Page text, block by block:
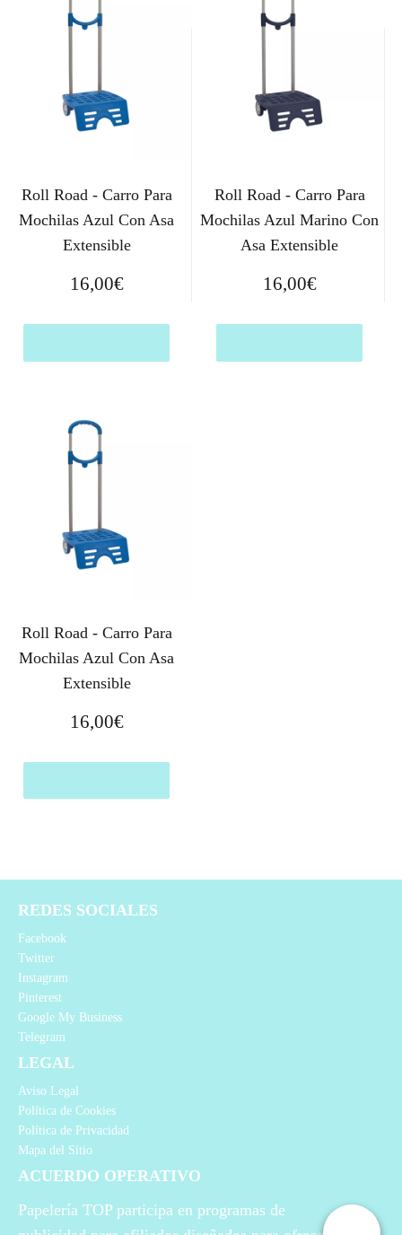
Roll Road - Carro Para
Mochilas Azul Con Asa
Extensible
16,00€
Roll Road - Carro Para
Mochilas Azul Marino Con
Asa Extensible
16,00€
Roll Road - Carro Para
Mochilas Azul Con Asa
Extensible
16,00€
REDES SOCIALES
Facebook
Twitter
Instagram
Pinterest
Google My Business
Telegram
LEGAL
Aviso Legal
Política de Cookies
Política de Privacidad
Mapa del Sitio
ACUERDO OPERATIVO
Papelería TOP participa en programas de